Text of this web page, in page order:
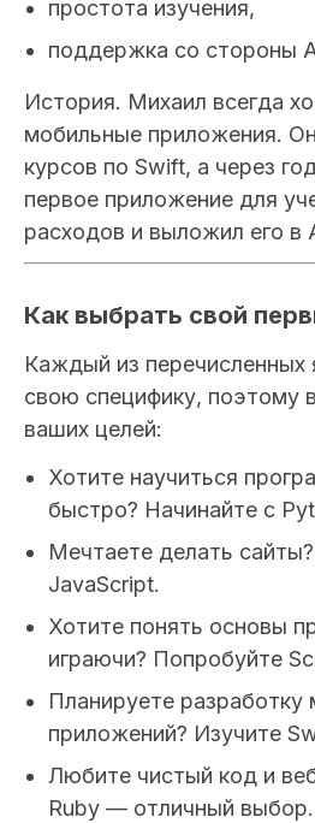
простота изучения,
поддержка со стороны
История. Михаил всегда
мобильные приложения.
курсов по Swift, а через
первое приложение для
расходов и выложил его в
Как выбрать свой
Каждый из перечисленных
свою специфику, поэтому
ваших целей:
Хотите научиться
быстро? Начинайте с
Мечтаете делать
JavaScript.
Хотите понять основы
играючи? Попробуйте
Планируете разработку
приложений? Изучите
Любите чистый код и
Ruby — отличный выбор.